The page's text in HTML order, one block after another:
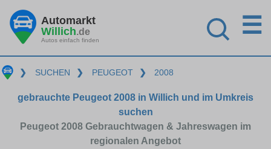
Automarkt
Willich.de
Autos einfach finden
☰
❯ SUCHEN ❯ PEUGEOT ❯ 2008
gebrauchte Peugeot 2008 in Willich und im Umkreis
suchen
Peugeot 2008 Gebrauchtwagen & Jahreswagen im
regionalen Angebot